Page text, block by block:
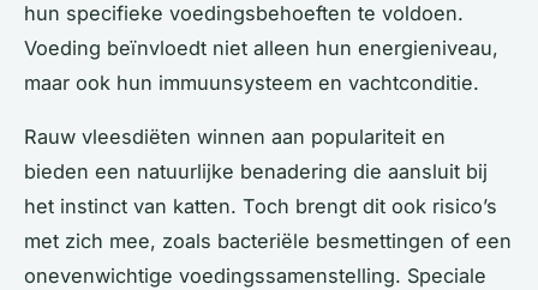
hun specifieke voedingsbehoeften te voldoen.
Voeding beïnvloedt niet alleen hun energieniveau,
maar ook hun immuunsysteem en vachtconditie.
Rauw vleesdiëten winnen aan populariteit en
bieden een natuurlijke benadering die aansluit bij
het instinct van katten. Toch brengt dit ook risico’s
met zich mee, zoals bacteriële besmettingen of een
onevenwichtige voedingssamenstelling. Speciale